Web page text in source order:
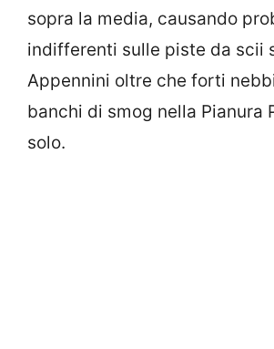
sopra la media, causando
indifferenti sulle piste da scii
Appennini oltre che forti
banchi di smog nella Pianura
solo.